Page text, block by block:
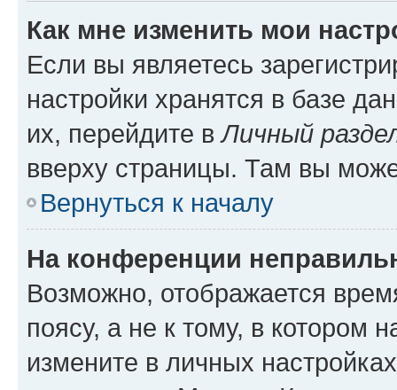
Как мне изменить мои
Если вы являетесь
настройки хранятся в базе
их, перейдите вЛичный
вверху страницы. Там вы
Вернуться к началу
На конференции
Возможно, отображается
поясу, а не к тому, в котором
измените в личных